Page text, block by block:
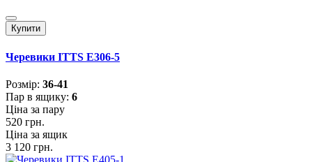
Купити
Черевики ITTS E306-5
Розмiр: 36-41
Пар в ящику: 6
Ціна за пару
520 грн.
Ціна за ящик
3 120 грн.